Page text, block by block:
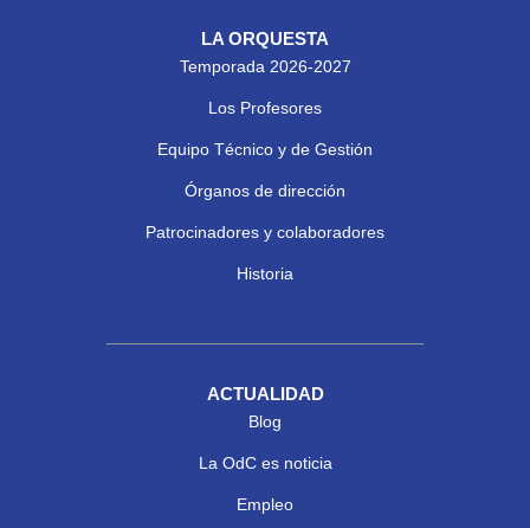
LA ORQUESTA
Temporada 2026-2027
Los Profesores
Equipo Técnico y de Gestión
Órganos de dirección
Patrocinadores y colaboradores
Historia
ACTUALIDAD
Blog
La OdC es noticia
Empleo